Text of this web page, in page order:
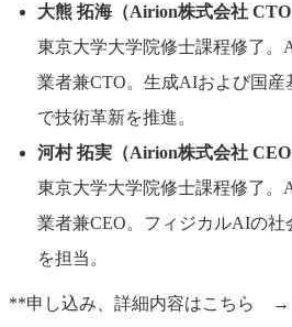
大熊 拓海（Airion株式会社 CTO
東京大学大学院修士課程修了。
業者兼CTO。生成AIおよび国産
で技術革新を推進。
河村 拓実（Airion株式会社 CEO
東京大学大学院修士課程修了。
業者兼CEO。フィジカルAIの
を担当。
**申し込み、詳細内容はこちら